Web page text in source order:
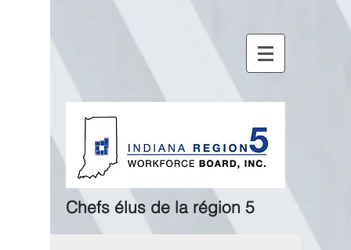
Chefs élus de la région 5